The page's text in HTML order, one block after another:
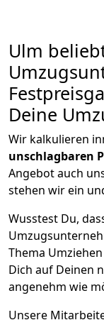
Ulm
Deine
Wir kalkulieren
unschlagbaren
Angebot auch
stehen wir ein
Wusstest Du,
Thema
Dich auf Deinen
angenehm wie
Unsere